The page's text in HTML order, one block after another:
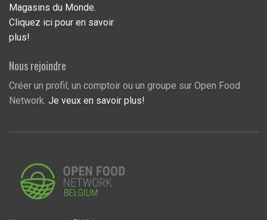
Magasins du Monde.
Cliquez ici pour en savoir
plus!
Nous rejoindre
Créer un profil, un comptoir ou un groupe sur Open Food
Network. Je veux en savoir plus!